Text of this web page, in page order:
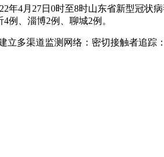
4月27日0时至8时山东省新型冠状
例、淄博2例、聊城2例。
多渠道监测网络：密切接触者追踪